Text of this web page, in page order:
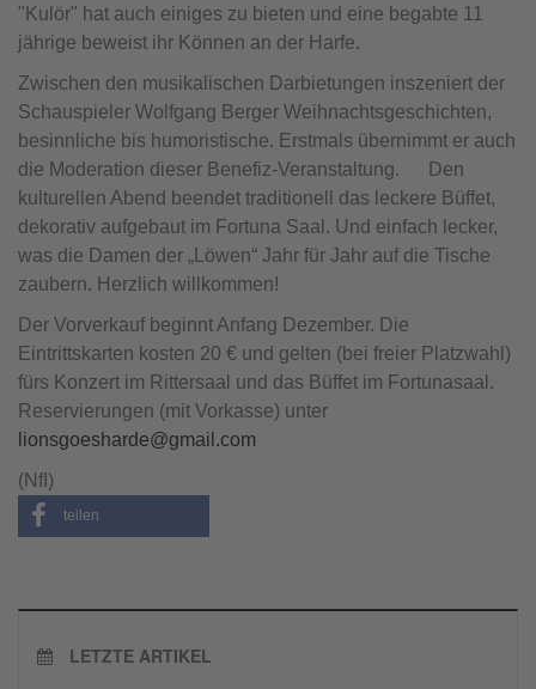
"Kulör" hat auch einiges zu bieten und eine begabte 11
jährige beweist ihr Können an der Harfe.
Zwischen den musikalischen Darbietungen inszeniert der
Schauspieler Wolfgang Berger Weihnachtsgeschichten,
besinnliche bis humoristische. Erstmals übernimmt er auch
die Moderation dieser Benefiz-Veranstaltung. Den
kulturellen Abend beendet traditionell das leckere Büffet,
dekorativ aufgebaut im Fortuna Saal. Und einfach lecker,
was die Damen der „Löwen“ Jahr für Jahr auf die Tische
zaubern. Herzlich willkommen!
Der Vorverkauf beginnt Anfang Dezember. Die
Eintrittskarten kosten 20 € und gelten (bei freier Platzwahl)
fürs Konzert im Rittersaal und das Büffet im Fortunasaal.
Reservierungen (mit Vorkasse) unter
lionsgoesharde@gmail.com
(NfI)
teilen
LETZTE ARTIKEL